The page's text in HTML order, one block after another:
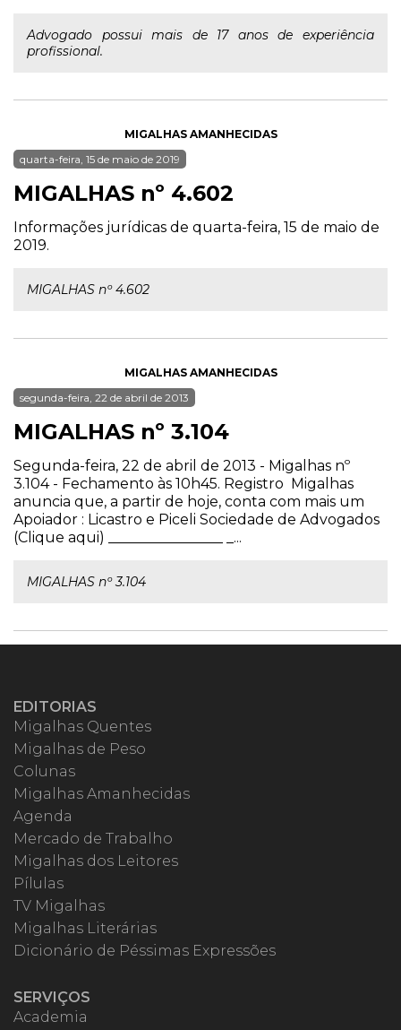
Advogado possui mais de 17 anos de experiência
profissional.
MIGALHAS AMANHECIDAS
quarta-feira, 15 de maio de 2019
MIGALHAS nº 4.602
Informações jurídicas de quarta-feira, 15 de maio de
2019.
MIGALHAS nº 4.602
MIGALHAS AMANHECIDAS
segunda-feira, 22 de abril de 2013
MIGALHAS nº 3.104
Segunda-feira, 22 de abril de 2013 - Migalhas nº
3.104 - Fechamento às 10h45. Registro Migalhas
anuncia que, a partir de hoje, conta com mais um
Apoiador : Licastro e Piceli Sociedade de Advogados
(Clique aqui) ________________ _...
MIGALHAS nº 3.104
EDITORIAS
Migalhas Quentes
Migalhas de Peso
Colunas
Migalhas Amanhecidas
Agenda
Mercado de Trabalho
Migalhas dos Leitores
Pílulas
TV Migalhas
Migalhas Literárias
Dicionário de Péssimas Expressões
SERVIÇOS
Academia